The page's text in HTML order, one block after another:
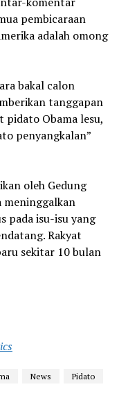
pembicaraan
adalah omong
bakal calon
tanggapan
pidato Obama lesu,
penyangkalan”
oleh Gedung
meninggalkan
pada isu-isu yang
Rakyat
sekitar 10 bulan
News
Pidato